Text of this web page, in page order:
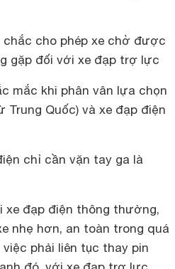
chắc cho phép xe chở được
gặp đối với xe đạp trợ lực
mắc khi phân vân lựa chọn
Quốc) và xe đạp điện
chỉ cần vặn tay ga là
đạp điện thông thường,
nhẹ hơn, an toàn trong quá
phải liên tục thay pin